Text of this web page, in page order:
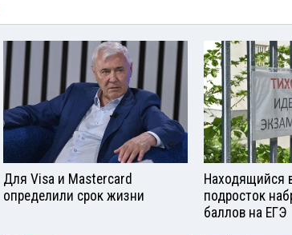
Для Visа и Mastercard
определили срок жизни
Находящийся
подросток
баллов на ЕГЭ